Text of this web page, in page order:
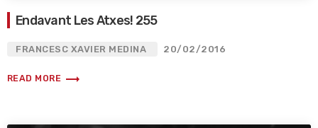
Endavant Les Atxes! 255
FRANCESC XAVIER MEDINA 20/02/2016
READ MORE trending_flat